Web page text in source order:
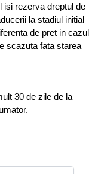
isi rezerva dreptul de
la stadiul initial
de pret in cazul
scazuta fata starea
30 de zile de la